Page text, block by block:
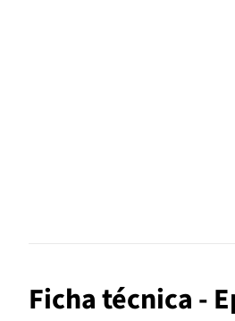
Ficha técnica -